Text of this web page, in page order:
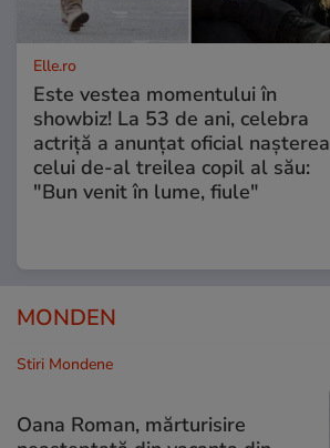
Elle.ro
Este vestea momentului în
showbiz! La 53 de ani, celebra
actriță a anunțat oficial nașterea
celui de-al treilea copil al său:
"Bun venit în lume, fiule"
MONDEN
Stiri Mondene
Oana Roman, mărturisire